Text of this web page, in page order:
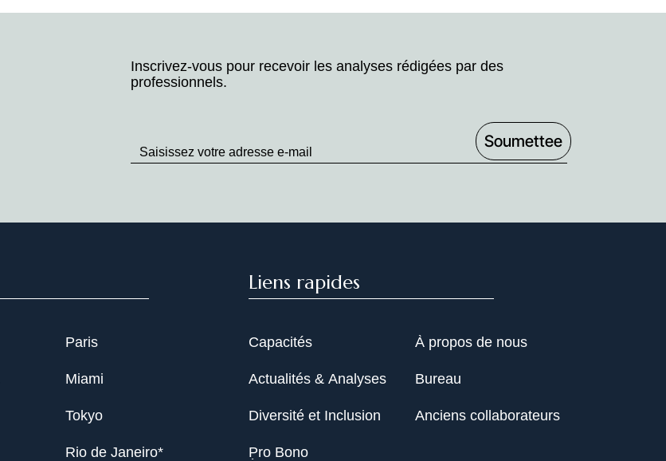
Inscrivez-vous pour recevoir les analyses rédigées par des
professionnels.
to
Paris
Miami
Tokyo
Rio de Janeiro*
Liens rapides
Capacités
Actualités & Analyses
Diversité et Inclusion
Pro Bono
À propos de nous
Bureau
Anciens collaborateurs